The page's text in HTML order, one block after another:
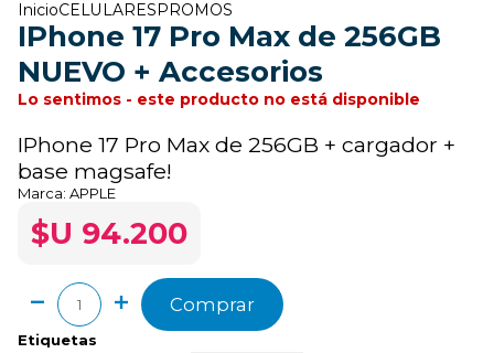
InicioCELULARES PROMOS
IPhone 17 Pro Max de 256GB
NUEVO + Accesorios
Lo sentimos - este producto no está disponible
IPhone 17 Pro Max de 256GB + cargador +
base magsafe!
Marca: APPLE
$U 94.200
Comprar
Etiquetas